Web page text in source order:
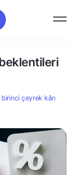
birinci çeyrek kârı